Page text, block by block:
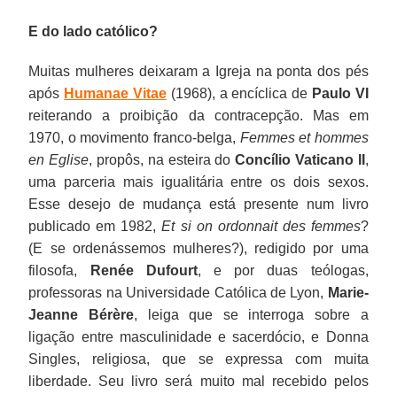
E do lado católico?
Muitas mulheres deixaram a Igreja na ponta dos pés
após Humanae Vitae(1968), a encíclica de Paulo VI
reiterando a proibição da contracepção. Mas em
1970, o movimento franco-belga, Femmes et hommes
en Eglise, propôs, na esteira doConcílio Vaticano II ,
uma parceria mais igualitária entre os dois sexos.
Esse desejo de mudança está presente num livro
publicado em 1982,Et si on ordonnait des femmes?
(E se ordenássemos mulheres?), redigido por uma
filosofa,
Renée Dufourt, e por duas teólogas,
professoras na Universidade Católica de Lyon, Marie-
Jeanne Bérère, leiga que se interroga sobre a
ligação entre masculinidade e sacerdócio, e Donna
Singles, religiosa, que se expressa com muita
liberdade. Seu livro será muito mal recebido pelos